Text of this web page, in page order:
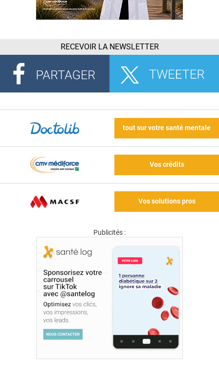
RECEVOIR LA NEWSLETTER
tout sur votre santé mentale
Vos crédits
Vos solutions pros
Publicités :